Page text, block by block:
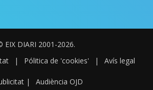
EIX DIARI 2001-2026.
| Pólitica de 'cookies' | Avís legal
| Audiència OJD